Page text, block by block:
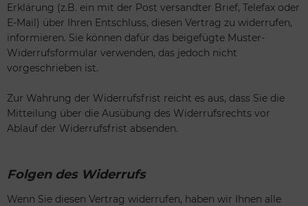
Erklärung (z.B. ein mit der Post versandter Brief, Telefax oder
E-Mail) über Ihren Entschluss, diesen Vertrag zu widerrufen,
informieren. Sie können dafür das beigefügte Muster-
Widerrufsformular verwenden, das jedoch nicht
vorgeschrieben ist.
Zur Wahrung der Widerrufsfrist reicht es aus, dass Sie die
Mitteilung über die Ausübung des Widerrufsrechts vor
Ablauf der Widerrufsfrist absenden.
Folgen des Widerrufs
Wenn Sie diesen Vertrag widerrufen, haben wir Ihnen alle